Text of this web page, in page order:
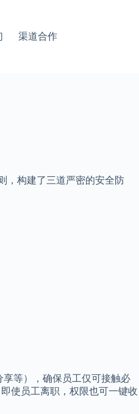
渠道合作
，构建了三道严密的安全防
享等），确保员工仅可接触必
使员工离职，权限也可一键收